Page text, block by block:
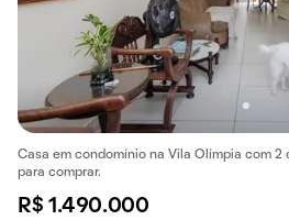
Casa em condomínio na Vila Olímpia com 2
para comprar.
R$ 1.490.000